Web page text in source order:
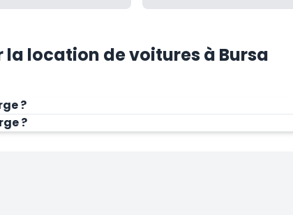
location de voitures à Bursa
?
?